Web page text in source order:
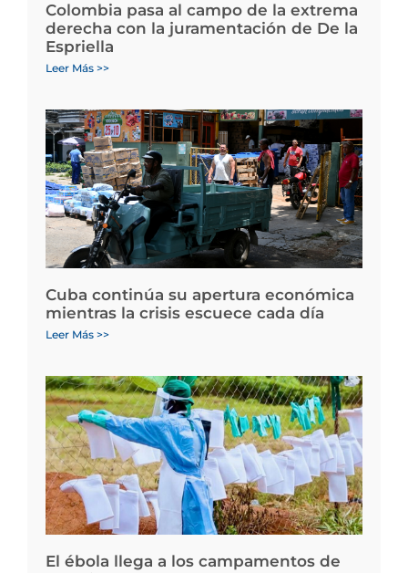
Colombia pasa al campo de la extrema
derecha con la juramentación de De la
Espriella
Leer Más >>
Cuba continúa su apertura económica
mientras la crisis escuece cada día
Leer Más >>
El ébola llega a los campamentos de